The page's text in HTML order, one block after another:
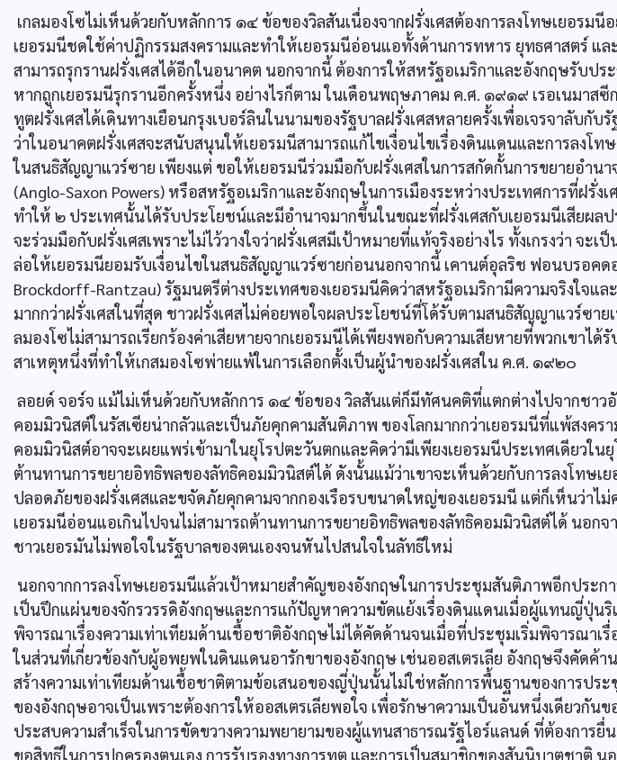
เกลมองโซไม่เห็นด้วยกับหลักการ ๑๔ ข้อของวิลสันเนื่องจากฝรั่งเศสต้องการลงโทษเยอรมนี
เยอรมนีชดใช้ค่าปฏิกรรมสงครามและทำให้เยอรมนีอ่อนแอทั้งด้านการทหาร ยุทธศาสตร์ แล
สามารถรุกรานฝรั่งเศสได้อีกในอนาคต นอกจากนี้ ต้องการให้สหรัฐอเมริกาและอังกฤษรับปร
หากถูกเยอรมนีรุกรานอีกครั้งหนึ่ง อย่างไรก็ตาม ในเดือนพฤษภาคม ค.ศ. ๑๙๑๙ เรอเนมาสซีก
ทูตฝรั่งเศสได้เดินทางเยือนกรุงเบอร์ลินในนามของรัฐบาลฝรั่งเศสหลายครั้งเพื่อเจรจาลับกั
ว่าในอนาคตฝรั่งเศสจะสนับสนุนให้เยอรมนีสามารถแก้ไขเงื่อนไขเรื่องดินแดนและการลงโท
ในสนธิสัญญาแวร์ซาย เพียงแต่ ขอให้เยอรมนีร่วมมือกับฝรั่งเศสในการสกัดกั้นการขยายอำน
(Anglo-Saxon Powers) หรือสหรัฐอเมริกาและอังกฤษในการเมืองระหว่างประเทศการที่ฝรั่ง
ทำให้ ๒ ประเทศนั้นได้รับประโยชน์และมีอำนาจมากขึ้นในขณะที่ฝรั่งเศสกับเยอรมนีเสียผล
จะร่วมมือกับฝรั่งเศสเพราะไม่ไว้วางใจว่าฝรั่งเศสมีเป้าหมายที่แท้จริงอย่างไร ทั้งเกรงว่า จะ
ล่อให้เยอรมนียอมรับเงื่อนไขในสนธิสัญญาแวร์ซายก่อนนอกจากนี้ เคานต์อุลริช ฟอนบรอคด
Brockdorff-Rantzau) รัฐมนตรีต่างประเทศของเยอรมนีคิดว่าสหรัฐอเมริกามีความจริงใจแ
มากกว่าฝรั่งเศสในที่สุด ชาวฝรั่งเศสไม่ค่อยพอใจผลประโยชน์ที่โด้รับตามสนธิสัญญาแวร์ซาย
ลมองโซไม่สามารถเรียกร้องค่าเสียหายจากเยอรมนีได้เพียงพอกับความเสียหายที่พวกเขาได้
สาเหตุหนึ่งที่ทำให้เกสมองโซพ่ายแพ้ในการเลือกตั้งเป็นผู้นำของฝรั่งเศสใน ค.ศ. ๑๙๒๐
ลอยด์ จอร์จ แม้ไม่เห็นด้วยกับหลักการ ๑๔ ข้อของ วิลสันแต่ก็มีทัศนคติที่แตกต่างไปจากชาวอั
คอมมิวนิสต์ในรัสเซียน่ากลัวและเป็นภัยคุกคามสันติภาพ ของโลกมากกว่าเยอรมนีที่แพ้สงครา
คอมมิวนิสต์อาจจะเผยแพร่เข้ามาในยุโรปตะวันตกและคิดว่ามีเพียงเยอรมนีประเทศเดียวใน
ต้านทานการขยายอิทธิพลของลัทธิคอมมิวนิสต์ได้ ดังนั้นแม้ว่าเขาจะเห็นด้วยกับการลงโทษเ
ปลอดภัยของฝรั่งเศสและขจัดภัยคุกคามจากกองเรือรบขนาดใหญ่ของเยอรมนี แต่ก็เห็นว่าไ
เยอรมนีอ่อนแอเกินไปจนไม่สามารถต้านทานการขยายอิทธิพลของลัทธิคอมมิวนิสต์ได้ นอกจ
ชาวเยอรมันไม่พอใจในรัฐบาลของตนเองจนหันไปสนใจในลัทธิใหม่
นอกจากการลงโทษเยอรมนีแล้วเป้าหมายสำคัญของอังกฤษในการประชุมสันติภาพอีกประก
เป็นปึกแผ่นของจักรวรรดิอังกฤษและการแก้ปัญหาความขัดแย้งเรื่องดินแดนเมื่อผู้แทนญี่ปุ่นริ
พิจารณาเรื่องความเท่าเทียมด้านเชื้อชาติอังกฤษไม่ได้คัดด้านจนเมื่อที่ประชุมเริ่มพิจารณาเรื่
ในส่วนที่เกี่ยวข้องกับผู้อพยพในดินแดนอารักขาของอังกฤษ เช่นออสเตรเลีย อังกฤษจึงคัดค้าน
สร้างความเท่าเทียมด้านเชื้อชาติตามข้อเสนอของญี่ปุ่นนั้นไม่ใช่หลักการพื้นฐานของการปร
ของอังกฤษอาจเป็นเพราะต้องการให้ออสเตรเลียพอใจ เพื่อรักษาความเป็นอันหนึ่งเดียวกัน
ประสบความสำเร็จในการขัดขวางความพยายามของผู้แทนสาธารณรัฐไอร์แลนด์ ที่ต้องการ
ขอสิทธิในการปกครองตนเอง การรับรองทางการทูต และการเป็นสมาชิกของสันนิบาตชาติ